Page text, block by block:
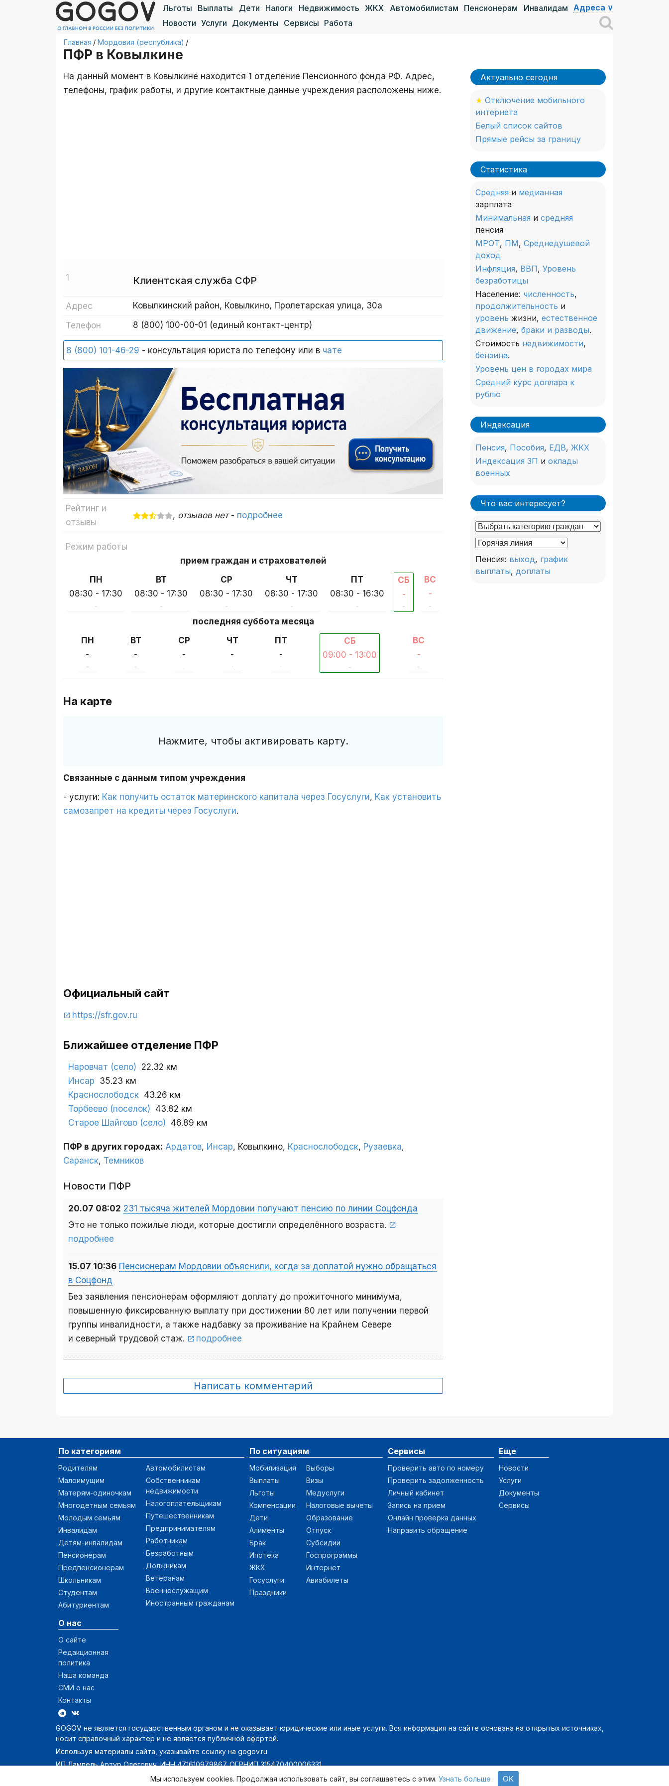
Льготы Выплаты Дети Налоги Недвижимость ЖКХ Автомобилистам Пенсионерам Инвалидам Адреса ∨
Новости Услуги Документы Сервисы Работа
Главная / Мордовия (республика) /
ПФР в Ковылкине
На данный момент в Ковылкине находится 1 отделение Пенсионного фонда РФ. Адрес,
телефоны, график работы, и другие контактные данные учреждения расположены ниже.
1 Клиентская служба СФР
Адрес
Ковылкинский район, Ковылкино, Пролетарская улица, 30а
Телефон
8 (800) 100-00-01 (единый контакт-центр)
8 (800) 101-46-29 - консультация юриста по телефону или в чате
Рейтинг и
отзывы
, отзывов нет- подробнее
Режим работы
прием граждан и страхователей
ПН
08:30 - 17:30
-
ВТ
08:30 - 17:30
-
СР
08:30 - 17:30
-
ЧТ
08:30 - 17:30
-
ПТ
08:30 - 16:30
-
СБ
-
-
ВС
-
-
последняя суббота месяца
ПН
-
-
ВТ
-
-
СР
-
-
ЧТ
-
-
ПТ
-
-
СБ
09:00 - 13:00
-
ВС
-
-
На карте
Нажмите, чтобы активировать карту.
Связанные с данным типом учреждения
- услуги: Как получить остаток материнского капитала через Госуслуги, Как установить
самозапрет на кредиты через Госуслуги.
Официальный сайт
https://sfr.gov.ru
Ближайшее отделение ПФР
Наровчат (село) 22.32 км
Инсар 35.23 км
Краснослободск 43.26 км
Торбеево (поселок) 43.82 км
Старое Шайгово (село) 46.89 км
ПФР в других городах: Ардатов, Инсар, Ковылкино, Краснослободск, Рузаевка,
Саранск, Темников
Новости ПФР
20.07 08:02 231 тысяча жителей Мордовии получают пенсию по линии Соцфонда
Это не только пожилые люди, которые достигли определённого возраста.
подробнее
15.07 10:36 Пенсионерам Мордовии объяснили, когда за доплатой нужно обращаться
в Соцфонд
Без заявления пенсионерам оформляют доплату до прожиточного минимума,
повышенную фиксированную выплату при достижении 80 лет или получении первой
группы инвалидности, а также надбавку за проживание на Крайнем Севере
и северный трудовой стаж.
подробнее
Написать комментарий
Актуально сегодня
★ Отключение мобильного
интернета
Белый список сайтов
Прямые рейсы за границу
Статистика
Средняя и медианная
зарплата
Минимальная и средняя
пенсия
МРОТ, ПМ, Среднедушевой
доход
Инфляция, ВВП, Уровень
безработицы
Население: численность,
продолжительность и
уровень жизни, естественное
движение, браки и разводы.
Стоимость недвижимости,
бензина.
Уровень цен в городах мира
Средний курс доллара к
рублю
Индексация
Пенсия, Пособия, ЕДВ, ЖКХ
Индексация ЗП и оклады
военных
Что вас интересует?
Пенсия: выход, график
выплаты, доплаты
По категориям
Родителям
Малоимущим
Матерям-одиночкам
Многодетным семьям
Молодым семьям
Инвалидам
Детям-инвалидам
Пенсионерам
Предпенсионерам
Школьникам
Студентам
Абитуриентам
Автомобилистам
Собственникам
недвижимости
Налогоплательщикам
Путешественникам
Предпринимателям
Работникам
Безработным
Должникам
Ветеранам
Военнослужащим
Иностранным гражданам
По ситуациям
Мобилизация
Выплаты
Льготы
Компенсации
Дети
Алименты
Брак
Ипотека
ЖКХ
Госуслуги
Праздники
Выборы
Визы
Медуслуги
Налоговые вычеты
Образование
Отпуск
Субсидии
Госпрограммы
Интернет
Авиабилеты
Сервисы
Проверить авто по номеру
Проверить задолженность
Личный кабинет
Запись на прием
Онлайн проверка данных
Направить обращение
Еще
Новости
Услуги
Документы
Сервисы
О нас
О сайте
Редакционная
политика
Наша команда
СМИ о нас
Контакты
GOGOV не является государственным органом и не оказывает юридические или иные услуги. Вся информация на сайте основана на открытых источниках,
носит справочный характер и не является публичной офертой.
Используя материалы сайта, указывайте ссылку на gogov.ru
ИП Лампель Артур Олегович. ИНН 471610979867. ОГРНИП 315470400006331.
GOGOV — о главном в России без политики - с 2014 года |Пользовательское соглашение,Политика конфиденциальности
Мы используем cookies. Продолжая использовать сайт, вы соглашаетесь с этим. Узнать больше OK